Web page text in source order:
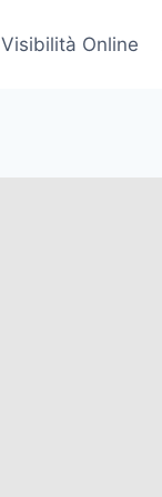
Visibilità Online